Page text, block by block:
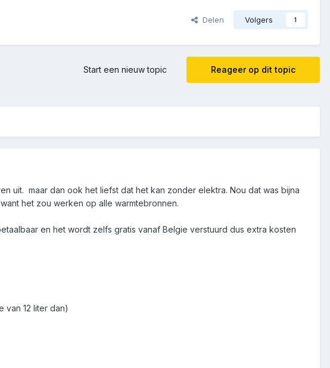
Delen Volgers 1
Reageer op dit topic
Start een nieuw topic
uit. maar dan ook het liefst dat het kan zonder elektra. Nou dat was bijna
het zou werken op alle warmtebronnen.
en het wordt zelfs gratis vanaf Belgie verstuurd dus extra kosten
12 liter dan)